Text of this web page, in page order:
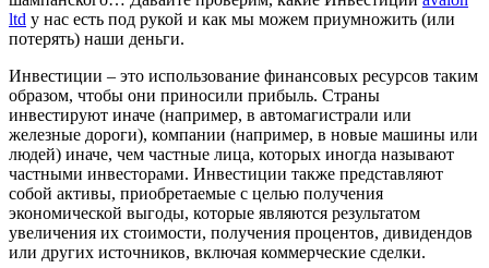
ltd у нас есть под рукой и как мы можем приумножить (или
потерять) наши деньги.
Инвестиции – это использование финансовых ресурсов таким
образом, чтобы они приносили прибыль. Страны
инвестируют иначе (например, в автомагистрали или
железные дороги), компании (например, в новые машины или
людей) иначе, чем частные лица, которых иногда называют
частными инвесторами. Инвестиции также представляют
собой активы, приобретаемые с целью получения
экономической выгоды, которые являются результатом
увеличения их стоимости, получения процентов, дивидендов
или других источников, включая коммерческие сделки.